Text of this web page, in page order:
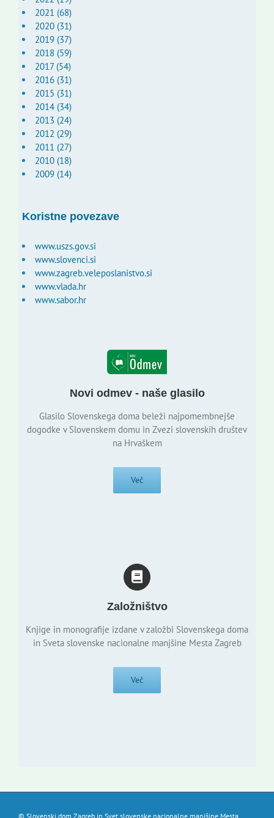
2021 (68)
2020 (31)
2019 (37)
2018 (59)
2017 (54)
2016 (31)
2015 (31)
2014 (34)
2013 (24)
2012 (29)
2011 (27)
2010 (18)
2009 (14)
Koristne povezave
www.uszs.gov.si
www.slovenci.si
www.zagreb.veleposlanistvo.si
www.vlada.hr
www.sabor.hr
Novi odmev - naše glasilo
Glasilo Slovenskega doma beleži najpomembnejše
dogodke v Slovenskem domu in Zvezi slovenskih društev
na Hrvaškem
Več
Založništvo
Knjige in monografije izdane v založbi Slovenskega doma
in Sveta slovenske nacionalne manjšine Mesta Zagreb
Več
© Slovenski dom Zagreb in Svet slovenske nacionalne manjšine Mesta